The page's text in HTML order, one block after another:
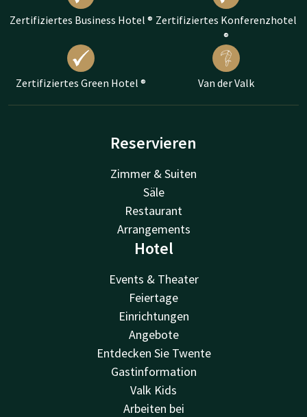
Zertifiziertes Business Hotel ® Zertifiziertes Konferenzhotel
®
Zertifiziertes Green Hotel ® Van der Valk
Reservieren
Zimmer & Suiten
Säle
Restaurant
Arrangements
Hotel
Events & Theater
Feiertage
Einrichtungen
Angebote
Entdecken Sie Twente
Gastinformation
Valk Kids
Arbeiten bei